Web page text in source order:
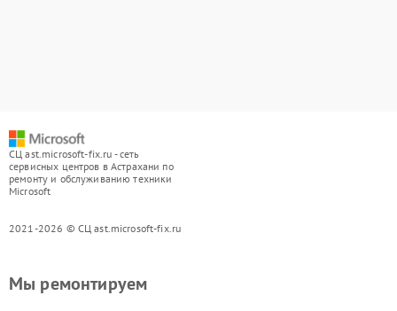
СЦ ast.microsoft-fix.ru - сеть
сервисных центров в Астрахани по
ремонту и обслуживанию техники
Microsoft
2021-2026 © СЦ ast.microsoft-fix.ru
Мы ремонтируем